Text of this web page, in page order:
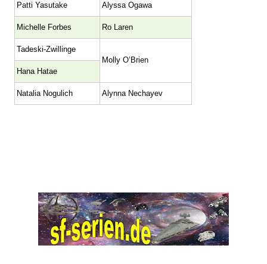
Patti Yasutake Alyssa Ogawa
Michelle Forbes Ro Laren
Tadeski-Zwillinge
Molly O’Brien
Hana Hatae
Natalia Nogulich Alynna Nechayev